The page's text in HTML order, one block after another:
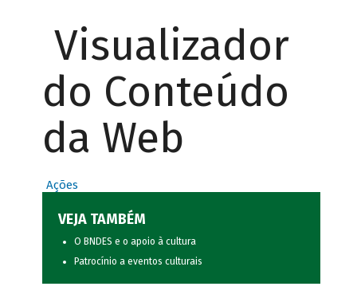
Visualizador
do Conteúdo
da Web
Ações
VEJA TAMBÉM
O BNDES e o apoio à cultura
Patrocínio a eventos culturais